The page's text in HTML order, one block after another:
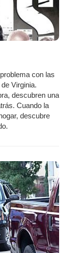
con las
Virginia.
descubren una
Cuando la
descubre